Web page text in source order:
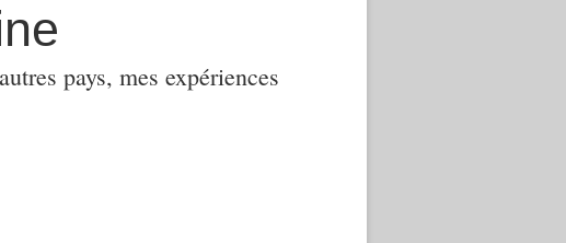
pays, mes expériences